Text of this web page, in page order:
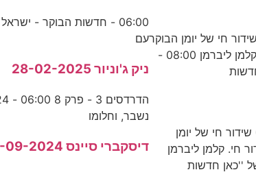
הבוקר הזה - עם אריה גולן 06:04 - 08:00 שידור חי של יומן הבוקר
מ''כאן חדשות ברשת ב''. כ' סמ'. שידור חי. קלמן ליברמן 08:00 -
הבוקר הזה - עם יאיר ויינרב 06:04 - 08:00 שידור חי של יומן
חי. קלמן ליברמן
עם
ניק ג'וניור 28-02-2025
נשבר, וחלומו
דיסקברי סיינס 11-09-2024